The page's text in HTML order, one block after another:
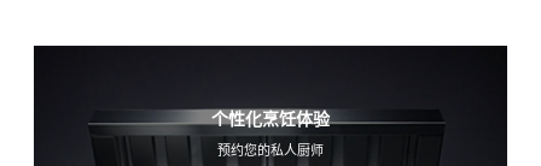
个性化烹饪体验
预约您的私人厨师